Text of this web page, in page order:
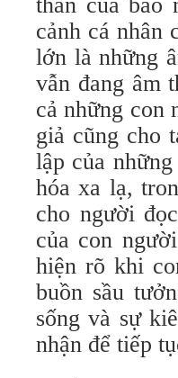
cảnh cá nhân
lớn là những
vẫn đang âm
cả những con
giả cũng cho
lập của
hóa xa lạ,
cho người
của con
hiện rõ khi
buồn sầu
sống và sự
nhận để tiếp